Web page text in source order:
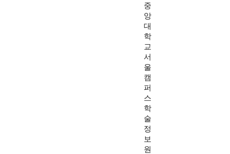
중
앙
대
학
교
서
울
캠
퍼
스
학
술
정
보
원